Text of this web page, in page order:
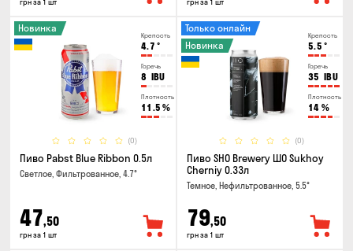
грн за 1 шт грн за 1 шт
Крепость
4.7 °
Горечь
8 IBU
Плотность
11.5 %
(0)
Новинка
Пиво Pabst Blue Ribbon 0.5л
Светлое, Фильтрованное, 4.7°
47,50
грн за 1 шт
Крепость
5.5 °
Горечь
35 IBU
Плотность
14 %
(0)
Только онлайн
Новинка
Пиво SHO Brewery ШО Sukhoy
Cherniy 0.33л
Темное, Нефильтрованное, 5.5°
79,50
грн за 1 шт